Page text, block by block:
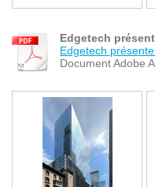
Edgetech
Edgetech
Document Adobe